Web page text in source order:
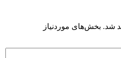
شد. بخش‌های موردنیاز